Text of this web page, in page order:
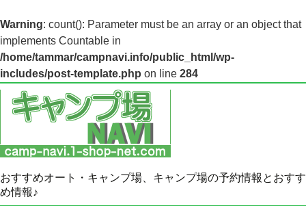
Warning: count(): Parameter must be an array or an object that
implements Countable in
/home/tammar/campnavi.info/public_html/wp-
includes/post-template.php on line 284
おすすめオート・キャンプ場、キャンプ場の予約情報とおすす
め情報♪